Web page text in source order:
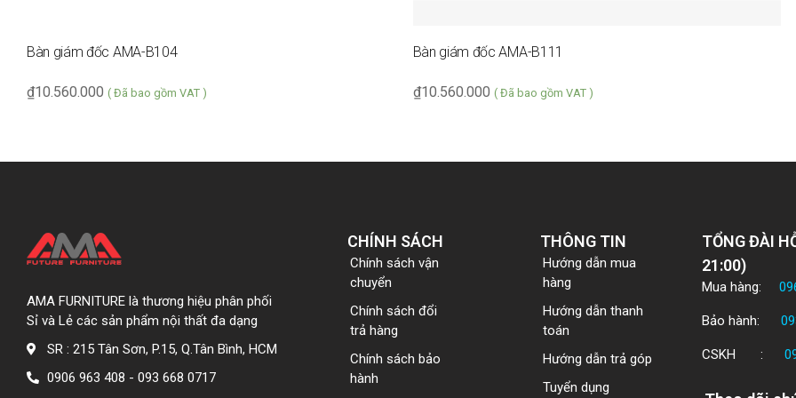
Bàn giám đốc AMA-B104
10.560.000
₫ ( Đã bao gồm VAT )
Bàn giám đốc AMA-B111
10.560.000
₫ ( Đã bao gồm VAT )
AMA FURNITURE là thương hiệu phân phối
Sỉ và Lẻ các sản phẩm nội thất đa dạng
SR : 215 Tân Sơn, P.15, Q.Tân Bình, HCM
0906 963 408 - 093 668 0717
CHÍNH SÁCH
Chính sách vận
chuyển
Chính sách đổi
trả hàng
Chính sách bảo
hành
THÔNG TIN
Hướng dẫn mua
hàng
Hướng dẫn thanh
toán
Hướng dẫn trả góp
Tuyển dụng
TỔNG ĐÀI
21:00)
Mua hàng:
Bảo hành:
CSKH :